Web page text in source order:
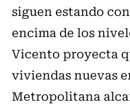
siguen estando
encima de los
Vicento proyecta
viviendas nuevas
Metropolitana